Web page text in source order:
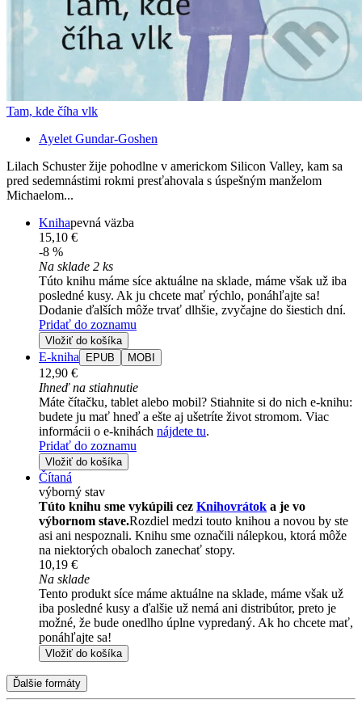
Tam, kde číha vlk
Ayelet Gundar-Goshen
Lilach Schuster žije pohodlne v americkom Silicon Valley, kam sa
pred sedemnástimi rokmi presťahovala s úspešným manželom
Michaelom...
Knihapevná väzba
15,10 €
-8 %
Na sklade 2 ks
Túto knihu máme síce aktuálne na sklade, máme však už iba
posledné kusy. Ak ju chcete mať rýchlo, ponáhľajte sa!
Dodanie ďalších môže trvať dlhšie, zvyčajne do šiestich dní.
Pridať do zoznamu
Vložiť do košíka
E-kniha EPUB MOBI
12,90 €
Ihneď na stiahnutie
Máte čítačku, tablet alebo mobil? Stiahnite si do nich e-knihu:
budete ju mať hneď a ešte aj ušetríte život stromom. Viac
informácii o e-knihách nájdete tu.
Pridať do zoznamu
Vložiť do košíka
Čítaná
výborný stav
Túto knihu sme vykúpili cez Knihovrátok a je vo
výbornom stave.Rozdiel medzi touto knihou a novou by ste
asi ani nespoznali. Knihu sme označili nálepkou, ktorá môže
na niektorých obaloch zanechať stopy.
10,19 €
Na sklade
Tento produkt síce máme aktuálne na sklade, máme však už
iba posledné kusy a ďalšie už nemá ani distribútor, preto je
možné, že bude onedlho úplne vypredaný. Ak ho chcete mať,
ponáhľajte sa!
Vložiť do košíka
Ďalšie formáty